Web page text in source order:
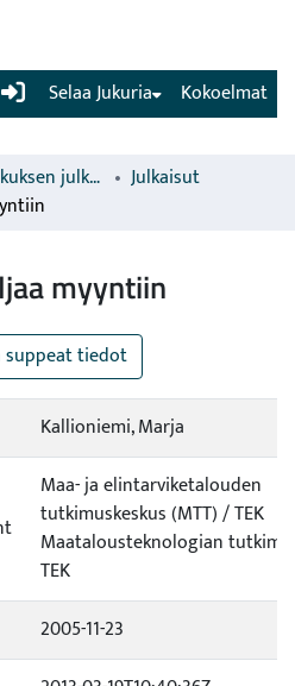
(current) Kokoelmat
Selaa Jukuria
Luonnonvarakeskuksen julkaisut
Julkaisut
myyntiin
suppeat tiedot
Kallioniemi, Marja
Maa- ja elintarviketalouden
tutkimuskeskus (MTT) / TEK
Maatalousteknologian
TEK
2005-11-23